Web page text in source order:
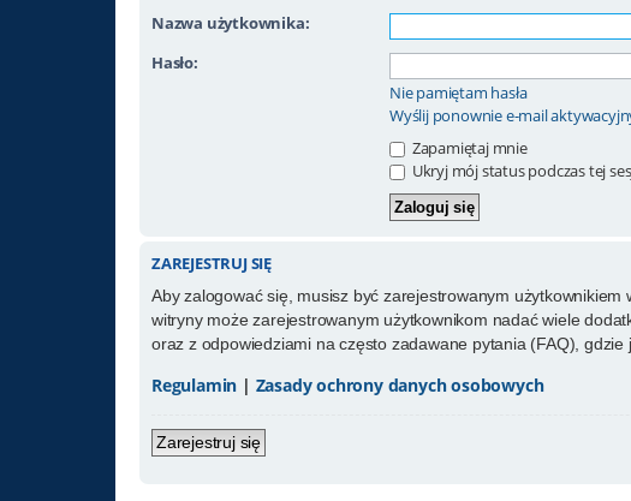
Nazwa użytkownika:
Hasło:
Nie pamiętam hasła
Wyślij ponownie e-mail
Zapamiętaj mnie
Ukryj mój status podczas tej
ZAREJESTRUJ SIĘ
Aby zalogować się, musisz być zarejestrowanym
witryny może zarejestrowanym użytkownikom nadać wiele
oraz z odpowiedziami na często zadawane pytania (FAQ),
Regulamin | Zasady ochrony danych osobowych
Zarejestruj się